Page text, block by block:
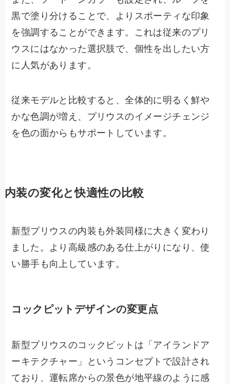
黒で塗り分けることで、よりスポーティな印象
を強調することができます。これは従来のプリ
ウスにはなかった選択肢で、個性を出したい方
に人気があります。
従来モデルと比較すると、全体的に明るく鮮や
かな色調が増え、プリウスのイメージチェンジ
を色の面からもサポートしています。
内装の変化と快適性の比較
新型プリウスの内装も外装同様に大きく変わり
ました。より高級感のある仕上がりになり、使
い勝手も向上しています。
コックピットデザインの変更点
新型プリウスのコックピットは「アイランドア
ーキテクチャー」というコンセプトで設計され
ており、運転席からの景色が地平線のように感